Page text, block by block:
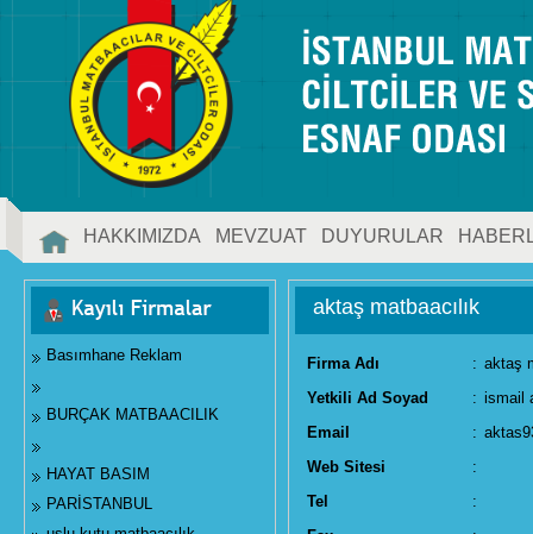
HAKKIMIZDA MEVZUAT DUYURULAR
İLETİŞİM
Basımhane Reklam
BURÇAK MATBAACILIK
HAYAT BASIM
PARİSTANBUL
aktaş matbaacılık
Firma Adı : aktaş
Yetkili Ad Soyad
: ismail
Email
:
Web Sitesi
:
Tel
: